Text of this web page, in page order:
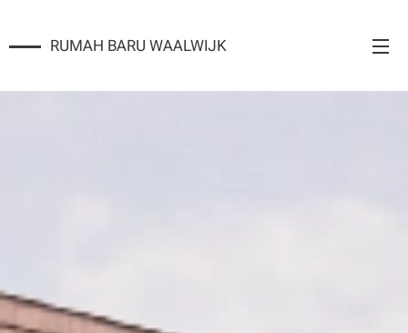
RUMAH BARU WAALWIJK